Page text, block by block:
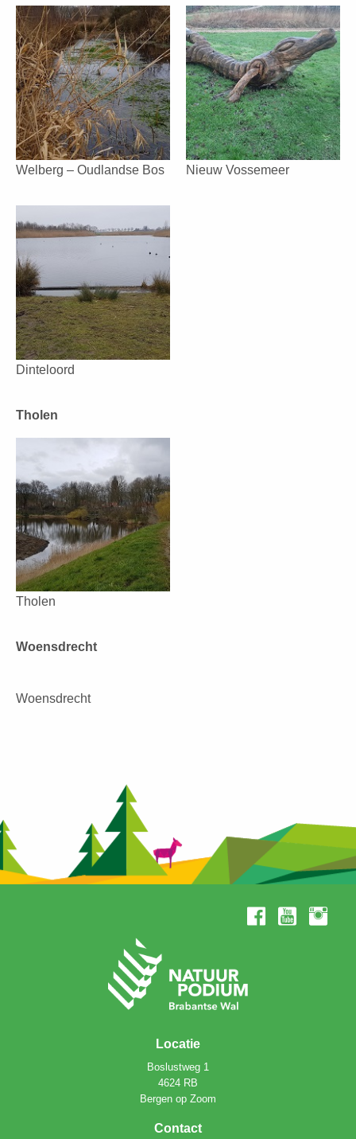
Welberg – Oudlandse Bos Nieuw Vossemeer
Dinteloord
Tholen
Tholen
Woensdrecht
Woensdrecht
Locatie
Boslustweg 1
4624 RB
Bergen op Zoom
Contact